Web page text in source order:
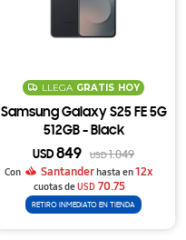
LLEGA GRATIS HOY
Samsung Galaxy S25 FE 5G
512GB - Black
USD 849 USD1.049
Con
Santanderhasta en12x
cuotas deUSD 70.75
RETIRO INMEDIATO EN TIENDA